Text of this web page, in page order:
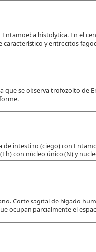
histolytica. En el
y eritrocitos
que se observa trofozoíto de
intestino (ciego) con
con núcleo único (N) y
Corte sagital de hígado
ocupan parcialmente el